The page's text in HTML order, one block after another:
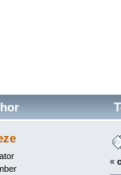
«